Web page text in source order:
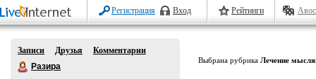
Регистрация Вход Рейтинги
Записи Друзья
Комментарии
Разира
Выбрана рубрика Лечение